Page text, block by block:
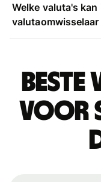
Welke valuta's kan
voor